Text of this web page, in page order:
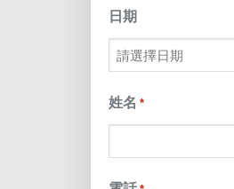
日期
MM
slash
姓名 *